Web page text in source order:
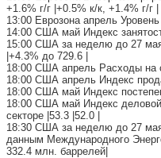
+1.6% г/г |+0.5% к/к, +1.4% г/г |
13:00 Еврозона апрель
14:00 США май Индекс
15:00 США за неделю до 27 мая
|+4.3% до 729.6 |
18:00 США апрель Расходы на
18:00 США апрель Индекс
18:00 США май Индекс
18:00 США май Индекс деловой
секторе |53.3 |52.0 |
18:30 США за неделю до 27
данным Международного
332.4 млн. баррелей|